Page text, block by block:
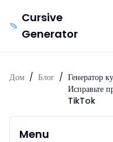
Cursive
Generator
Дом / Блог / Генератор
Исправьте
TikTok
Menu